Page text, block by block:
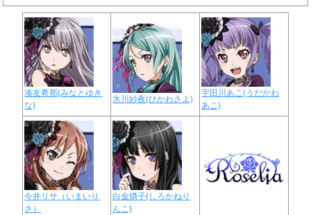
湊友希那(みなとゆき
な)
氷川紗夜(ひかわさよ)
宇田川あこ(うだがわ
あこ)
今井リサ（いまいり
さ）
白金燐子(しろかねり
んこ)